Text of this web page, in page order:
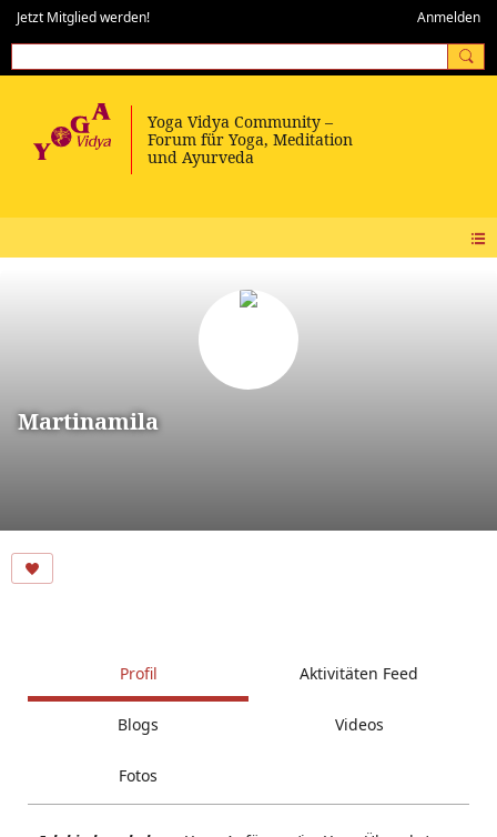
Jetzt Mitglied werden! Anmelden
Martinamila
Profil Aktivitäten Feed
Blogs Videos
Fotos